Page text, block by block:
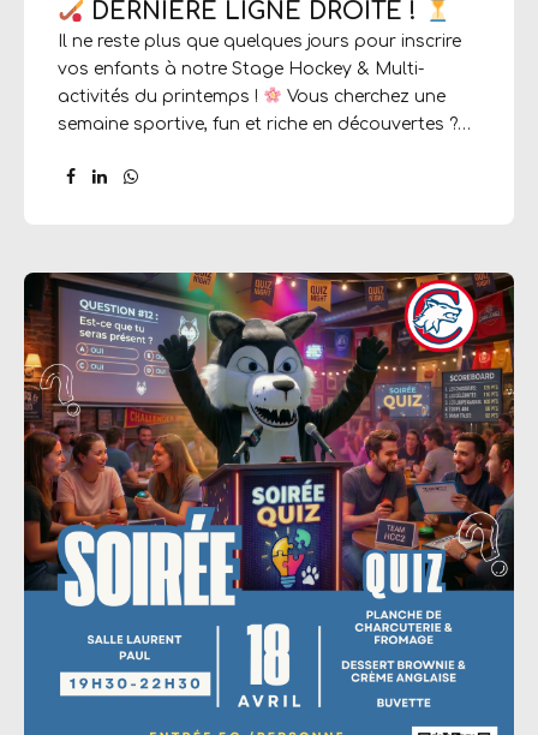
DERNIÈRE LIGNE DROITE !
Il ne reste plus que quelques jours pour inscrire
vos enfants à notre Stage Hockey & Multi-
activités du printemps !
Vous cherchez une
semaine sportive, fun et riche en découvertes ?
PROGRAMME :
PRATIQUES :
Dates : Du 13 au 17 avril 2026
Horaires : 9h à 17h
Lieu : Stade de la Plaine
Le petit + : Le goûter est offert...